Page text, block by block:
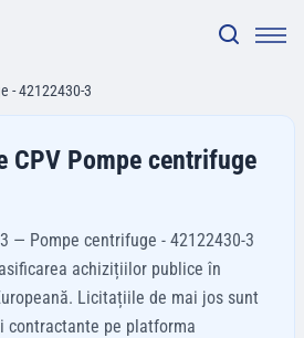
- 42122430-3
CPV Pompe centrifuge
— Pompe centrifuge - 42122430-3
achizițiilor publice în
Licitațiile de mai jos sunt
contractante pe platforma